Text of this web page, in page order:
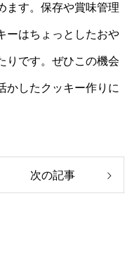
ます。保存や賞味管理
ーはちょっとしたおや
りです。ぜひこの機会
かしたクッキー作りに
次の記事